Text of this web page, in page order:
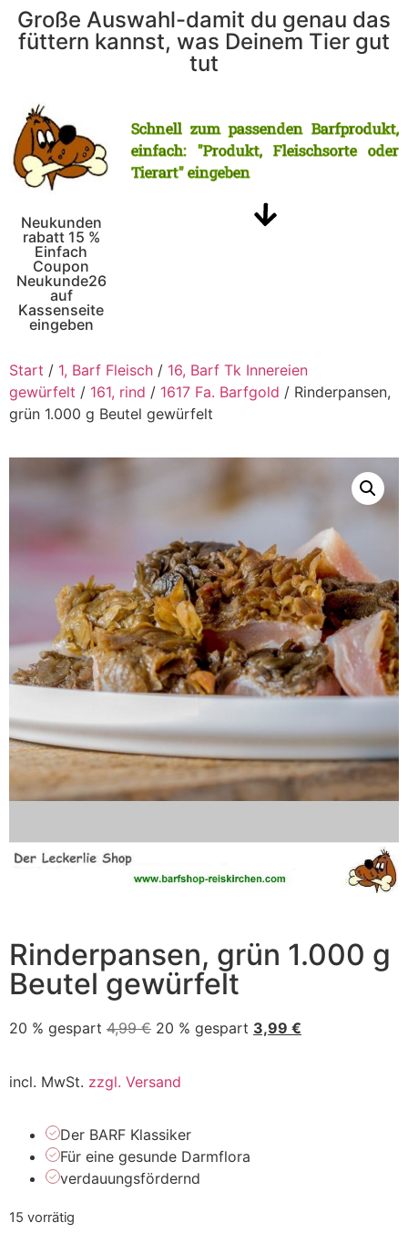
Große Auswahl-damit du genau das
füttern kannst, was Deinem Tier gut
tut
Neukunden
rabatt 15 %
Einfach
Coupon
Neukunde26
auf
Kassenseite
eingeben
Schnell zum passenden Barfprodukt,
einfach: "Produkt, Fleischsorte oder
Tierart" eingeben
Start / 1, Barf Fleisch / 16, Barf Tk Innereien
gewürfelt / 161, rind / 1617 Fa. Barfgold / Rinderpansen,
grün 1.000 g Beutel gewürfelt
Rinderpansen, grün 1.000 g
Beutel gewürfelt
20 % gespart 4,99€ 20 % gespart 3,99 €
incl. MwSt. zzgl. Versand
Der BARF Klassiker
Für eine gesunde Darmflora
verdauungsfördernd
15 vorrätig